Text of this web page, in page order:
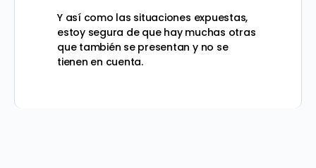
Y así como las situaciones expuestas,
estoy segura de que hay muchas otras
que también se presentan y no se
tienen en cuenta.